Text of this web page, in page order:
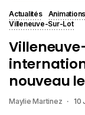
Actualités Animations
Villeneuve-Sur-Lot
nouveau
Maylie Martinez 10